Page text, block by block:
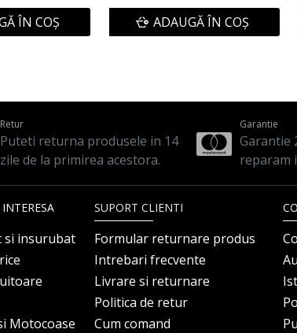
ÎN COŞ ADAUGĂ ÎN COŞ
Retur
Puteti returna produsele in 14
zile de la primirea acestora.
Garantie
Garantie
reparam
si insurubat
Motocoase
SUPORT CLIENTI
Formular returnare produs
Intrebari frecvente
Livrare si returnare
Politica de retur
Cum comand